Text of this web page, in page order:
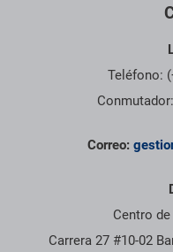
Teléfono:
Correo:
Centro
Carrera 27 #10-02